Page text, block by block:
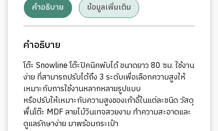
คำอธิบาย ข้อมูลเพิ่มเติม
คำอธิบาย
โต๊ะ Snowline โต๊ะปิคนิคพับได้ ขนาดยาว 80 ซม. ใช้งาน
ง่าย ที่สามารถปรับได้ถึง 3 ระดับเพื่อเลือกความสูงให้
เหมาะกับการใช้งานหลากหลายรูปแบบ
หรือปรับให้เหมาะกับความสูงของเก้าอี้ในแต่ละชนิด วัสดุ
พื้นโต๊ะ MDF ลายไม้วินเทจสวยงาม ทำความสะอาดและ
ดูแลรักษาง่าย มาพร้อมกระเป๋า